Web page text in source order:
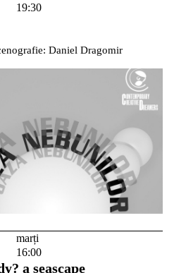
19:30
Daniel Dragomir
marți
16:00
a seascape